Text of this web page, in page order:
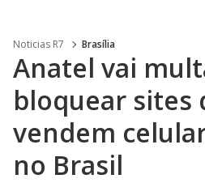
Noticias R7 Brasília
Anatel vai
bloquear sites
vendem
no Brasil